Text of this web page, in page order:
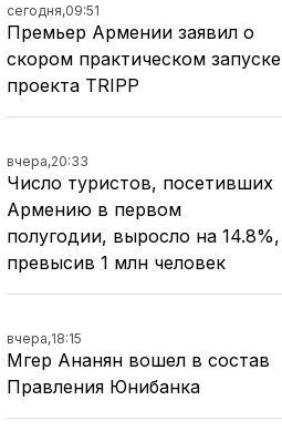
сегодня,09:51
Премьер Армении заявил о
скором практическом запуске
проекта TRIPP
вчера,20:33
Число туристов, посетивших
Армению в первом
полугодии, выросло на 14.8%,
превысив 1 млн человек
вчера,18:15
Мгер Ананян вошел в состав
Правления Юнибанка